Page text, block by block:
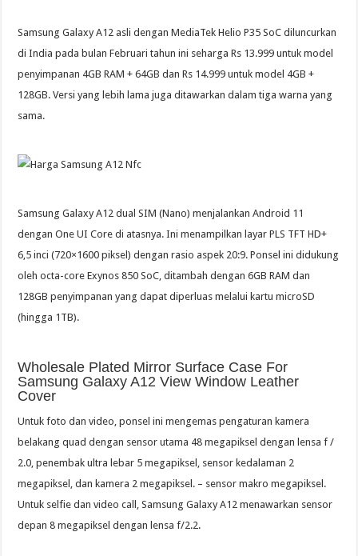
Samsung Galaxy A12 asli dengan MediaTek Helio P35 SoC diluncurkan
di India pada bulan Februari tahun ini seharga Rs 13.999 untuk model
penyimpanan 4GB RAM + 64GB dan Rs 14.999 untuk model 4GB +
128GB. Versi yang lebih lama juga ditawarkan dalam tiga warna yang
sama.
Samsung Galaxy A12 dual SIM (Nano) menjalankan Android 11
dengan One UI Core di atasnya. Ini menampilkan layar PLS TFT HD+
6,5 inci (720×1600 piksel) dengan rasio aspek 20:9. Ponsel ini didukung
oleh octa-core Exynos 850 SoC, ditambah dengan 6GB RAM dan
128GB penyimpanan yang dapat diperluas melalui kartu microSD
(hingga 1TB).
Wholesale Plated Mirror Surface Case For
Samsung Galaxy A12 View Window Leather
Cover
Untuk foto dan video, ponsel ini mengemas pengaturan kamera
belakang quad dengan sensor utama 48 megapiksel dengan lensa f /
2.0, penembak ultra lebar 5 megapiksel, sensor kedalaman 2
megapiksel, dan kamera 2 megapiksel. – sensor makro megapiksel.
Untuk selfie dan video call, Samsung Galaxy A12 menawarkan sensor
depan 8 megapiksel dengan lensa f/2.2.